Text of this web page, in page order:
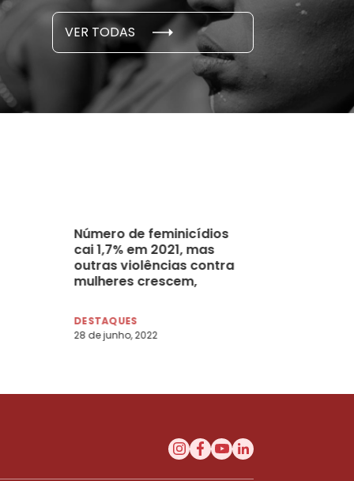
VER TODAS
E PESQUISAS
novembro, 2021
Número de feminicídios
cai 1,7% em 2021, mas
outras violências contra
mulheres crescem,
DESTAQUES
28 de junho, 2022